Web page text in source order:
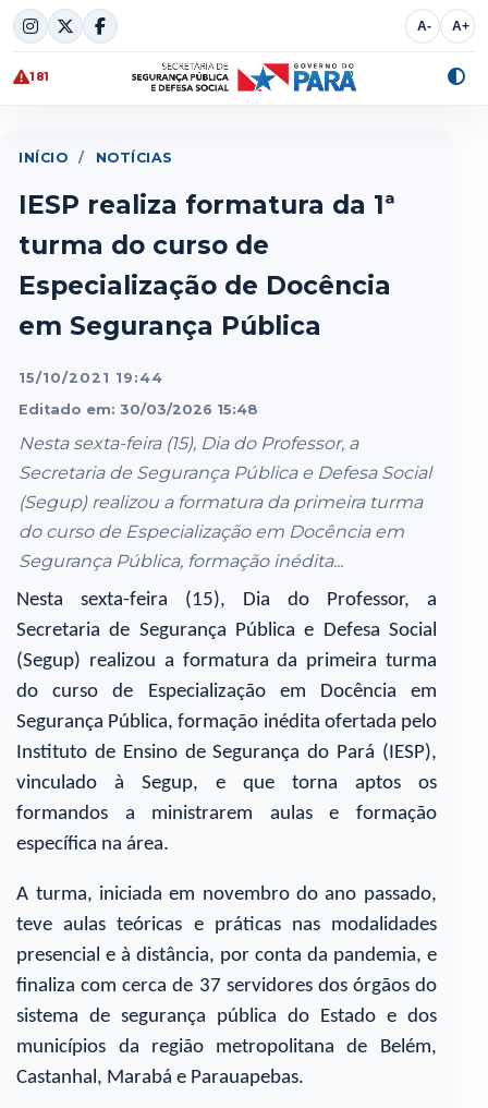
Skip
to
content
A- A+
181
INÍCIO / NOTÍCIAS
IESP realiza formatura da 1ª
turma do curso de
Especialização de Docência
em Segurança Pública
15/10/2021 19:44
Editado em: 30/03/2026 15:48
Nesta sexta-feira (15), Dia do Professor, a
Secretaria de Segurança Pública e Defesa Social
(Segup) realizou a formatura da primeira turma
do curso de Especialização em Docência em
Segurança Pública, formação inédita...
Nesta sexta-feira (15), Dia do Professor, a
Secretaria de Segurança Pública e Defesa Social
(Segup) realizou a formatura da primeira turma
do curso de Especialização em Docência em
Segurança Pública, formação inédita ofertada pelo
Instituto de Ensino de Segurança do Pará (IESP),
vinculado à Segup, e que torna aptos os
formandos a ministrarem aulas e formação
específica na área.
A turma, iniciada em novembro do ano passado,
teve aulas teóricas e práticas nas modalidades
presencial e à distância, por conta da pandemia, e
finaliza com cerca de 37 servidores dos órgãos do
sistema de segurança pública do Estado e dos
municípios da região metropolitana de Belém,
Castanhal, Marabá e Parauapebas.